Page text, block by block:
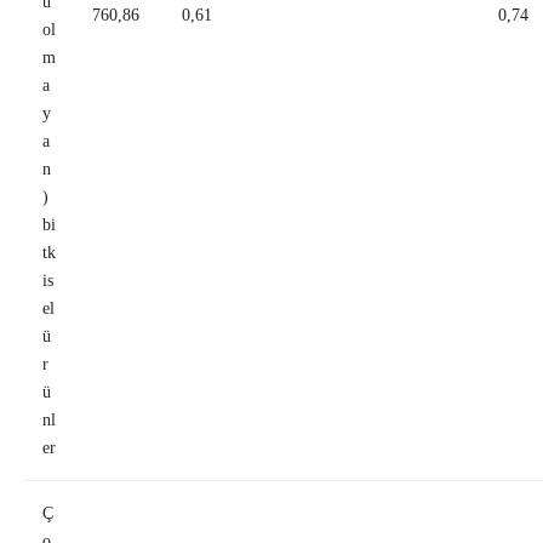
ol
m
a
y
a
n
)
bi
tk
is
el
ü
r
ü
nl
er
760,86 0,61 0,74
Ç